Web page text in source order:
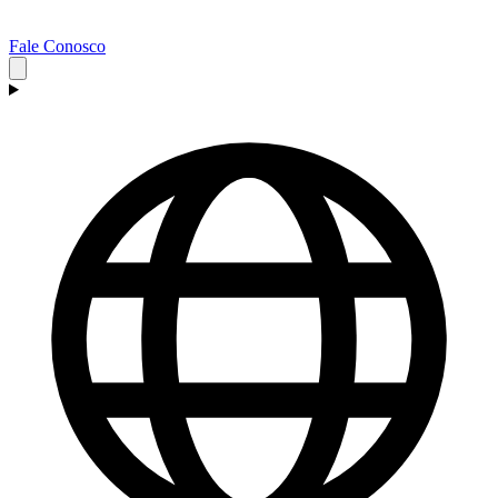
Fale Conosco